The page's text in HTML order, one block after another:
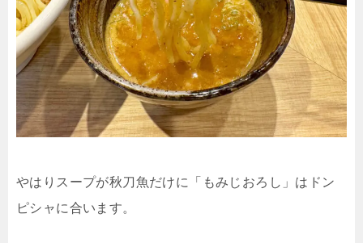
やはりスープが秋刀魚だけに「もみじおろし」はドン
ピシャに合います。